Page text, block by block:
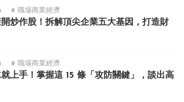
# 職場商業經濟
炒作股！拆解頂尖企業五大基因，打造財
# 職場商業經濟
上手！掌握這 15 條「攻防關鍵」，談出高